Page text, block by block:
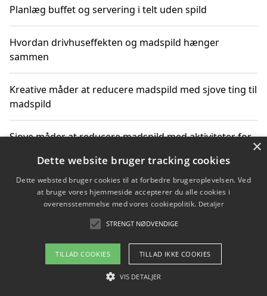
Planlæg buffet og servering i telt uden spild
Hvordan drivhuseffekten og madspild hænger
sammen
Kreative måder at reducere madspild med sjove ting til
madspild
Sjove måder at reducere madspild med aktiviteter for
Hvor finder jeg nemme måltidskasser i Vejle
Om / kontakt
Blog Betingelser
×
Dette website bruger tracking cookies
Dette websted bruger cookies til at forbedre brugeroplevelsen. Ved
at bruge vores hjemmeside accepterer du alle cookies i
overensstemmelse med vores cookiepolitik. Detaljer
STRENGT NØDVENDIGE
TILLAD COOKIES TILLAD IKKE COOKIES
VIS DETALJER